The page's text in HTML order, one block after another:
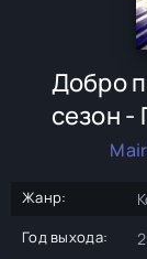
Добро
сезон -
Жанр:
Год выхода: